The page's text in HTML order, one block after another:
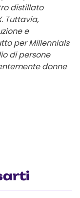
distillato
Tuttavia,
e
per Millennials
di persone
donne